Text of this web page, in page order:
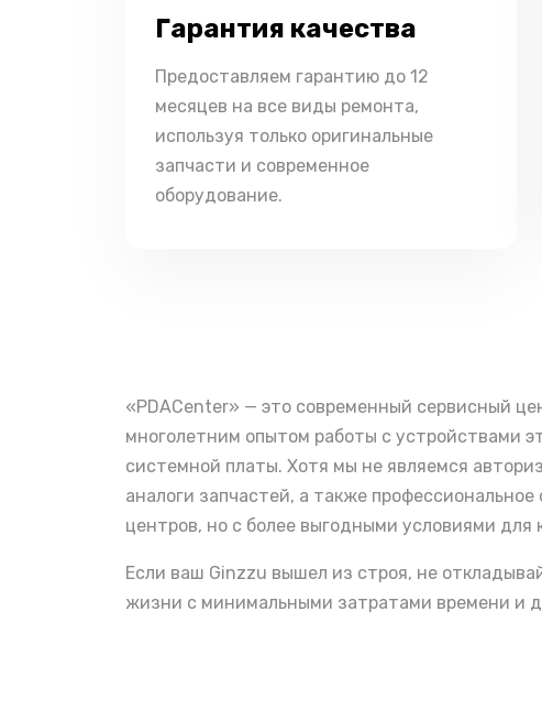
Гарантия качества
Предоставляем гарантию до 12
месяцев на все виды ремонта,
используя только оригинальные
запчасти и современное
оборудование.
«PDACenter» — это современный сервисный
многолетним опытом работы с устройствами
системной платы. Хотя мы не являемся
аналоги запчастей, а также
центров, но с более выгодными условиями для
Если ваш Ginzzu вышел из строя, не
жизни с минимальными затратами времени и